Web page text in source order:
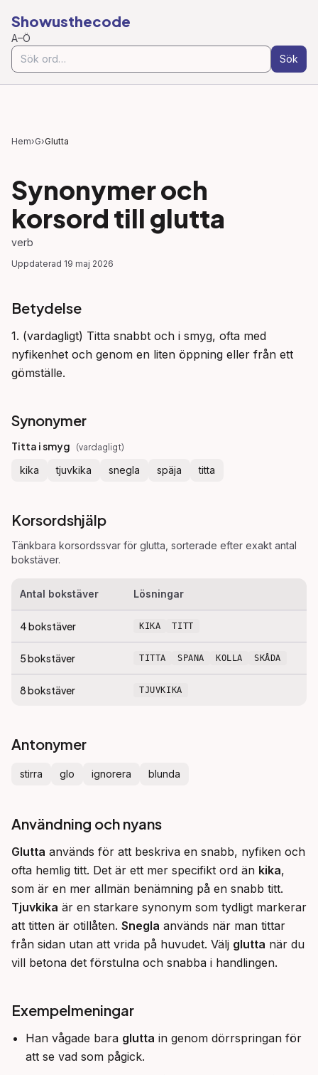
Showusthecode
A–Ö
Sök
Hem›G›Glutta
Synonymer och
korsord till glutta
verb
Uppdaterad 19 maj 2026
Betydelse
1. (vardagligt) Titta snabbt och i smyg, ofta med
nyfikenhet och genom en liten öppning eller från ett
gömställe.
Synonymer
Titta i smyg (vardagligt)
kika tjuvkika snegla späja titta
Korsordshjälp
Tänkbara korsordssvar för glutta , sorterade efter exakt antal
bokstäver.
Antal bokstäver Lösningar
4bokstäver KIKA TITT
5bokstäver TITTA SPANA KOLLA SKÅDA
8bokstäver TJUVKIKA
Antonymer
stirra glo ignorera blunda
Användning och nyans
Glutta används för att beskriva en snabb, nyfiken och
ofta hemlig titt. Det är ett mer specifikt ord än kika,
Tjuvkika är en starkare synonym som tydligt markerar
att titten är otillåten. Snegla används när man tittar
från sidan utan att vrida på huvudet. Välj glutta när du
vill betona det förstulna och snabba i handlingen.
Exempelmeningar
Han vågade bara glutta in genom dörrspringan för
att se vad som pågick.